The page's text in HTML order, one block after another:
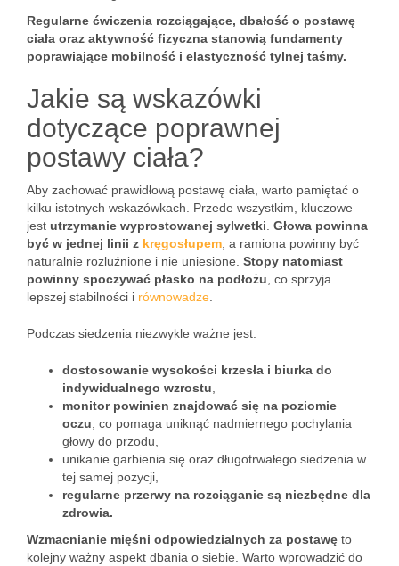
Regularne ćwiczenia rozciągające, dbałość o postawę
ciała oraz aktywność fizyczna stanowią fundamenty
poprawiające mobilność i elastyczność tylnej taśmy.
Jakie są wskazówki
dotyczące poprawnej
postawy ciała?
Aby zachować prawidłową postawę ciała, warto pamiętać o
kilku istotnych wskazówkach. Przede wszystkim, kluczowe
jest utrzymanie wyprostowanej sylwetki Głowa powinna
być w jednej linii z kręgosłupem , a ramiona powinny być
naturalnie rozluźnione i nie uniesione. Stopy natomiast
powinny spoczywać płasko na podłożu , co sprzyja
lepszej stabilności i równowadze
Podczas siedzenia niezwykle ważne jest:
dostosowanie wysokości krzesła i biurka do
indywidualnego wzrostu
monitor powinien znajdować się na poziomie
oczu , co pomaga uniknąć nadmiernego pochylania
głowy do przodu,
unikanie garbienia się oraz długotrwałego siedzenia w
tej samej pozycji,
regularne przerwy na rozciąganie są niezbędne dla
zdrowia.
Wzmacnianie mięśni odpowiedzialnych za postawę to
kolejny ważny aspekt dbania o siebie. Warto wprowadzić do